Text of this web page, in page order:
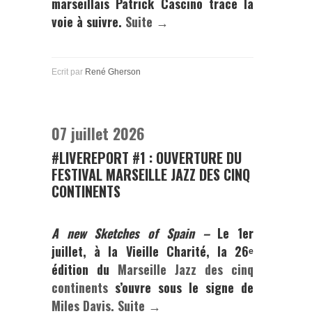
voie à suivre. Suite →
Ecrit par René Gherson
07 juillet 2026
#LIVEREPORT #1 : OUVERTURE DU
FESTIVAL MARSEILLE JAZZ DES CINQ
CONTINENTS
A new Sketches of Spain – Le 1er
juillet, à la Vieille Charité, la 26ᵉ
édition du Marseille Jazz des cinq
continents s’ouvre sous le signe de
Miles Davis. Suite →